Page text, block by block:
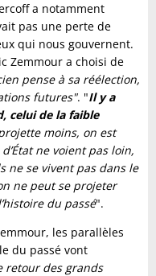
a notamment
pas une perte de
qui nous gouvernent.
Zemmour a choisi de
pense à sa réélection,
futures". "Il y a
celui de la faible
moins, on est
ne voient pas loin,
ne se vivent pas dans le
ne peut se projeter
du passé".
les parallèles
du passé vont
retour des grands